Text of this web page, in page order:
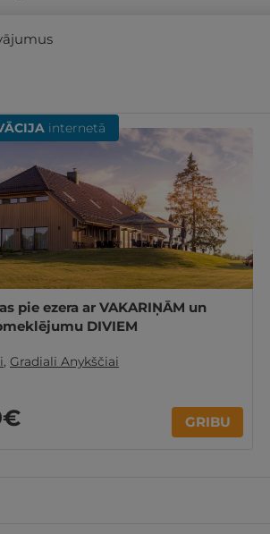
internetā
pie ezera ar VAKARIŅĀM un
DIVIEM
, Gradiali Anykščiai
GRIBU